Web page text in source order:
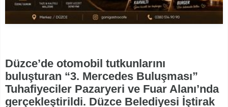
Düzce’de otomobil tutkunlarını
buluşturan “3. Mercedes Buluşması”
Tuhafiyeciler Pazaryeri ve Fuar Alanı’nda
gerçekleştirildi. Düzce Belediyesi İştirak